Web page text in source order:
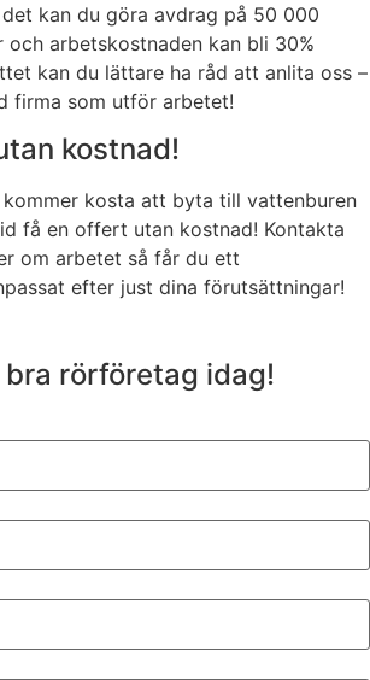
kan du göra avdrag på 50 000
arbetskostnaden kan bli 30%
kan du lättare ha råd att anlita oss –
firma som utför arbetet!
kostnad!
kosta att byta till vattenburen
få en offert utan kostnad! Kontakta
om arbetet så får du ett
efter just dina förutsättningar!
rörföretag idag!